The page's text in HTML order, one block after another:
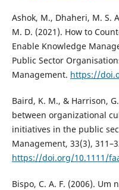
Ashok, M., Dhaheri, M. S.
M. D. (2021). How to
Enable Knowledge
Public Sector
Management. https://
Baird, K. M., & Harrison,
between organizational
initiatives in the public
Management, 33(3),
https://doi.org/10.1111/
Bispo, C. A. F. (2006).